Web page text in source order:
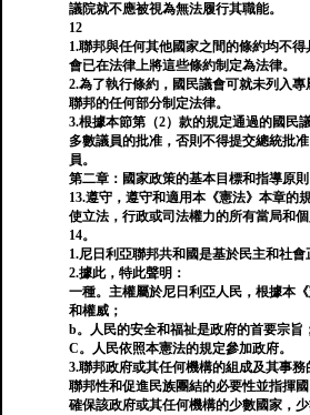
議院就不應被視為無法履行其職能。
12
1.聯邦與任何其他國家之間的條約均不
會已在法律上將這些條約制定為法律。
2.為了執行條約，國民議會可就未列入
聯邦的任何部分制定法律。
3.根據本節第（2）款的規定通過的國​​民
多數議員的批准，否則不得提交總統批
員。
第二章：國家政策的基本目標和指導原則
13.遵守，遵守和適用本《憲法》本章的
使立法，行政或司法權力的所有當局和個
14。
1.尼日利亞聯邦共和國是基於民主和社會
2.據此，特此聲明：
一種。主權屬於尼日利亞人民，根據本
和權威；
b。人民的安全和福祉是政府的首要宗旨
C。人民依照本憲法的規定參加政府。
3.聯邦政府或其任何機構的組成及其事
聯邦性和促進民族團結的必要性並指揮
確保該政府或其任何機構的少數國家，